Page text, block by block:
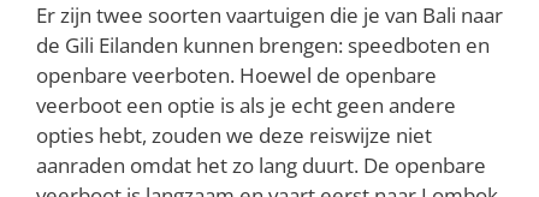
Er zijn twee soorten vaartuigen die je van Bali naar
de Gili Eilanden kunnen brengen: speedboten en
openbare veerboten. Hoewel de openbare
veerboot een optie is als je echt geen andere
opties hebt, zouden we deze reiswijze niet
aanraden omdat het zo lang duurt. De openbare